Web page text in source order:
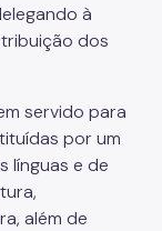
à
dos
servido para
por um
línguas e de
além de